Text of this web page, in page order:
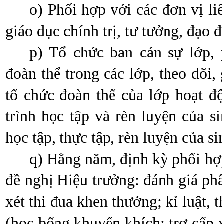
o) Phối hợp với các đơn vị
giáo dục chính trị, tư tưởng, đạo
p) Tổ chức ban cán sự
đoàn thể trong các lớp, theo
tổ chức đoàn thể của lớp hoạt
trình học tập và rèn luyện của
học tập, thực tập, rèn luyện của
q) Hằng năm, định kỳ phối
đề nghị Hiệu trưởng: đánh giá
xét thi đua khen thưởng; kỉ luật,